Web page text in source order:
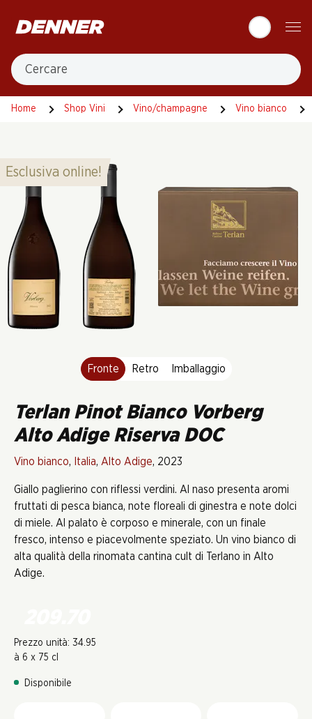
Cercare
Home Shop Vini Vino/champagne Vino bianco
Esclusiva online!
Fronte Retro Imballaggio
Terlan Pinot Bianco Vorberg
Alto Adige Riserva DOC
Vino bianco, Italia, Alto Adige, 2023
Giallo paglierino con riflessi verdini. Al naso presenta aromi
fruttati di pesca bianca, note floreali di ginestra e note dolci
di miele. Al palato è corposo e minerale, con un finale
fresco, intenso e piacevolmente speziato. Un vino bianco di
alta qualità della rinomata cantina cult di Terlano in Alto
Adige.
Prezzo unità: 34.95
à 6 x 75 cl
Disponibile